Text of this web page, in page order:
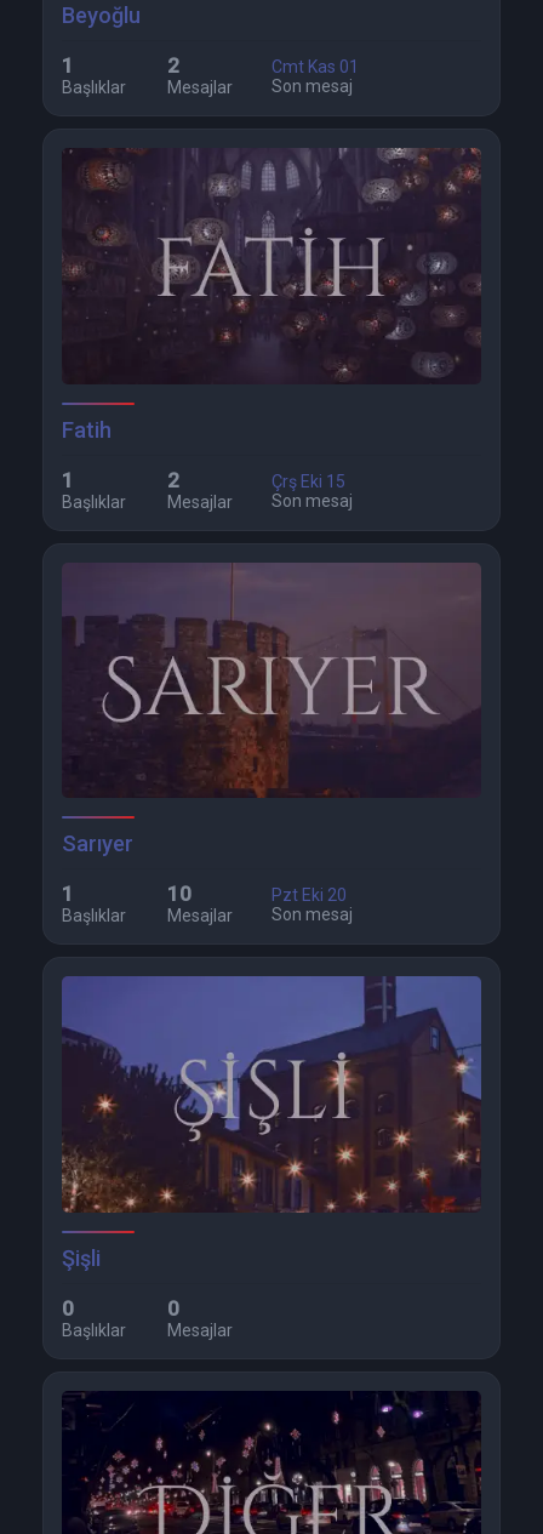
Beyoğlu
1
Başlıklar
2
Mesajlar
Cmt Kas 01
Son mesaj
Fatih
1
Başlıklar
2
Mesajlar
Çrş Eki 15
Son mesaj
Sarıyer
1
Başlıklar
10
Mesajlar
Pzt Eki 20
Son mesaj
Şişli
0
Başlıklar
0
Mesajlar